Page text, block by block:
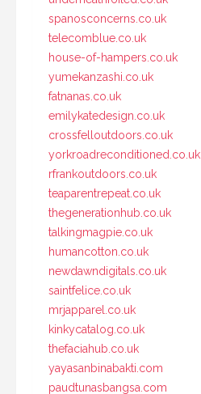
spanosconcerns.co.uk
telecomblue.co.uk
house-of-hampers.co.uk
yumekanzashi.co.uk
fatnanas.co.uk
emilykatedesign.co.uk
crossfelloutdoors.co.uk
yorkroadreconditioned.co.uk
rfrankoutdoors.co.uk
teaparentrepeat.co.uk
thegenerationhub.co.uk
talkingmagpie.co.uk
humancotton.co.uk
newdawndigitals.co.uk
saintfelice.co.uk
mrjapparel.co.uk
kinkycatalog.co.uk
thefaciahub.co.uk
yayasanbinabakti.com
paudtunasbangsa.com